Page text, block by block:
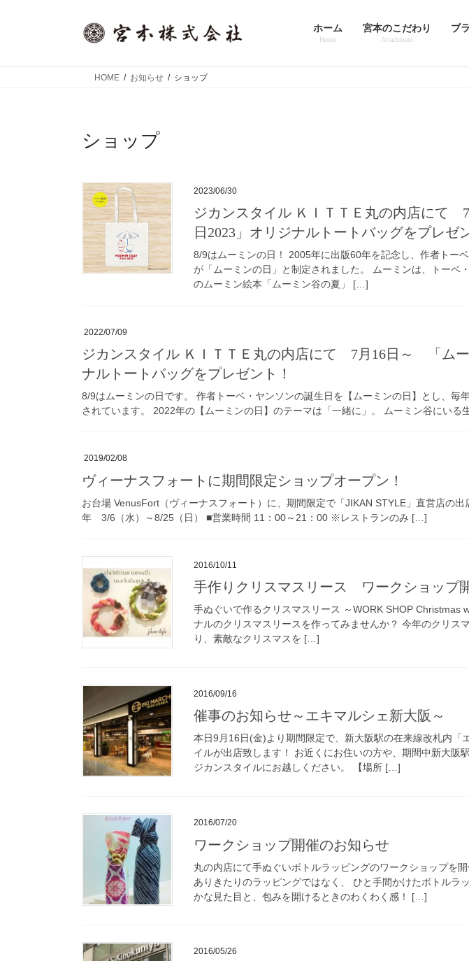
ホーム
Home
宮本のこだわり
Attachment
ブ
HOME お知らせ ショップ
ショップ
2023/06/30
ジカンスタイル ＫＩＴＴＥ丸の内店にて 7月1日～ 「ムーミンの
日2023」オリジナルトートバッグをプレゼ
8/9はムーミンの日！ 2005年に出版60年を記念し、作者トー
が「ムーミンの日」と制定されました。 ムーミンは、トーベ
のムーミン絵本「ムーミン谷の夏」 […]
2022/07/09
ジカンスタイル ＫＩＴＴＥ丸の内店にて 7月16日～ 「ムーミンの日2022」オリジ
ナルトートバッグをプレゼント！
8/9はムーミンの日です。 作者トーベ・ヤンソンの誕生日を【ムーミンの日】とし、毎
されています。 2022年の【ムーミンの日】のテーマは「一緒に」。 ムーミン谷にい
2019/02/08
ヴィーナスフォートに期間限定ショップオープン！
お台場 VenusFort（ヴィーナスフォート）に、期間限定で「JIKAN STYLE」直営店の
年 3/6（水）～8/25（日） ■営業時間 11：00～21：00 ※レストランのみ […]
2016/10/11
手作りクリスマスリース ワークショップ
手ぬぐいで作るクリスマスリース ～WORK SHOP Christmas
ナルのクリスマスリースを作ってみませんか？ 今年のクリス
り、素敵なクリスマスを […]
2016/09/16
催事のお知らせ～エキマルシェ新大阪～
本日9月16日(金)より期間限定で、新大阪駅の在来線改札内「
イルが出店致します！ お近くにお住いの方や、期間中新大阪
ジカンスタイルにお越しください。 【場所 […]
2016/07/20
ワークショップ開催のお知らせ
丸の内店にて手ぬぐいボトルラッピングのワークショップを
ありきたりのラッピングではなく、 ひと手間かけたボトルラ
かな見た目と、包みを開けるときのわくわく感！ […]
2016/05/26